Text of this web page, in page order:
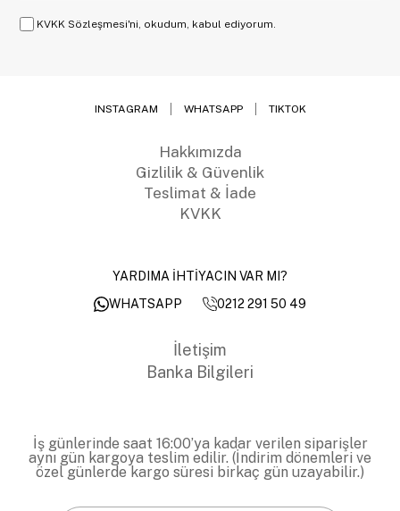
KVKK Sözleşmesi'ni, okudum, kabul ediyorum.
INSTAGRAM WHATSAPP TIKTOK
Hakkımızda
Gizlilik & Güvenlik
Teslimat & İade
KVKK
YARDIMA İHTİYACIN VAR MI?
WHATSAPP
0212 291 50 49
İletişim
Banka Bilgileri
İş günlerinde saat 16:00’ya kadar verilen siparişler
aynı gün kargoya teslim edilir. (İndirim dönemleri ve
özel günlerde kargo süresi birkaç gün uzayabilir.)